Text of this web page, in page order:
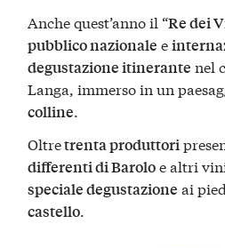
Anche quest’anno il “Re dei
pubblico nazionale e
degustazione itinerante nel
Langa, immerso in un
colline.
Oltretrenta produttori
differenti di Baroloe altri
speciale degustazione ai
castello.